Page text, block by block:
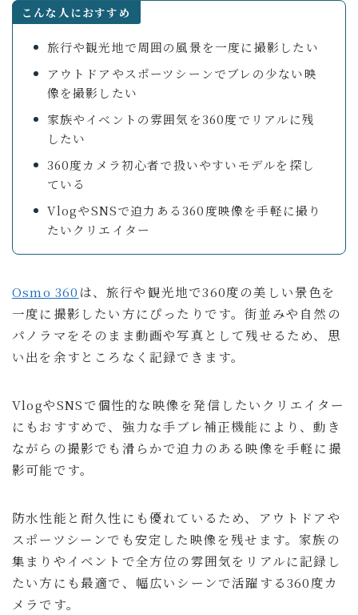
こんな人におすすめ
旅行や観光地で周囲の風景を一度に撮影したい
アウトドアやスポーツシーンでブレの少ない映
像を撮影したい
家族やイベントの雰囲気を360度でリアルに残
したい
360度カメラ初心者で扱いやすいモデルを探し
ている
VlogやSNSで迫力ある360度映像を手軽に撮り
たいクリエイター
Osmo 360 は、旅行や観光地で360度の美しい景色を
一度に撮影したい方にぴったりです。街並みや自然の
パノラマをそのまま動画や写真として残せるため、思
い出を余すところなく記録できます。
VlogやSNSで個性的な映像を発信したいクリエイター
にもおすすめで、強力な手ブレ補正機能により、動き
ながらの撮影でも滑らかで迫力のある映像を手軽に撮
影可能です。
防水性能と耐久性にも優れているため、アウトドアや
スポーツシーンでも安定した映像を残せます。家族の
集まりやイベントで全方位の雰囲気をリアルに記録し
たい方にも最適で、幅広いシーンで活躍する360度カ
メラです。